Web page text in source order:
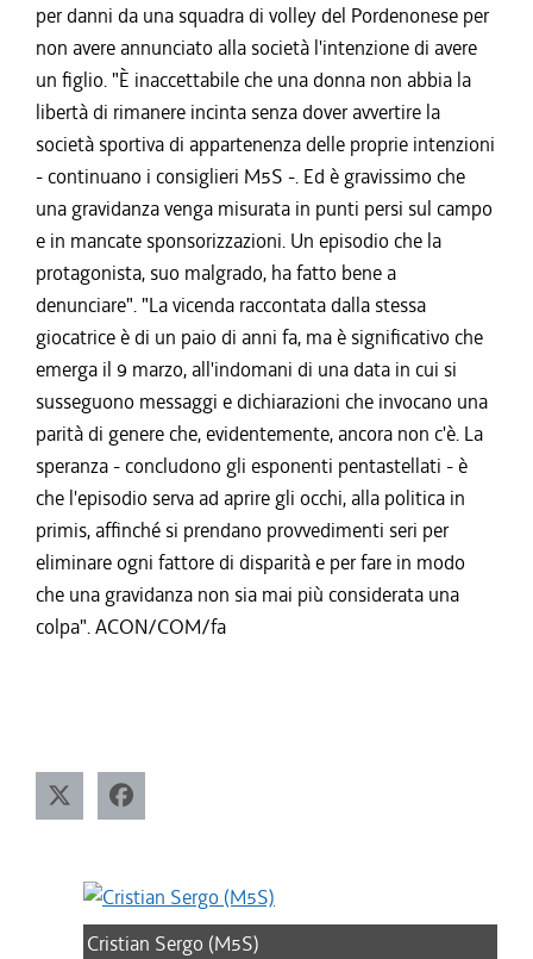
per danni da una squadra di volley del Pordenonese per
non avere annunciato alla società l'intenzione di avere
un figlio. "È inaccettabile che una donna non abbia la
libertà di rimanere incinta senza dover avvertire la
società sportiva di appartenenza delle proprie intenzioni
- continuano i consiglieri M5S -. Ed è gravissimo che
una gravidanza venga misurata in punti persi sul campo
e in mancate sponsorizzazioni. Un episodio che la
protagonista, suo malgrado, ha fatto bene a
denunciare". "La vicenda raccontata dalla stessa
giocatrice è di un paio di anni fa, ma è significativo che
emerga il 9 marzo, all'indomani di una data in cui si
susseguono messaggi e dichiarazioni che invocano una
parità di genere che, evidentemente, ancora non c'è. La
speranza - concludono gli esponenti pentastellati - è
che l'episodio serva ad aprire gli occhi, alla politica in
primis, affinché si prendano provvedimenti seri per
eliminare ogni fattore di disparità e per fare in modo
che una gravidanza non sia mai più considerata una
colpa". ACON/COM/fa
Cristian Sergo (M5S)